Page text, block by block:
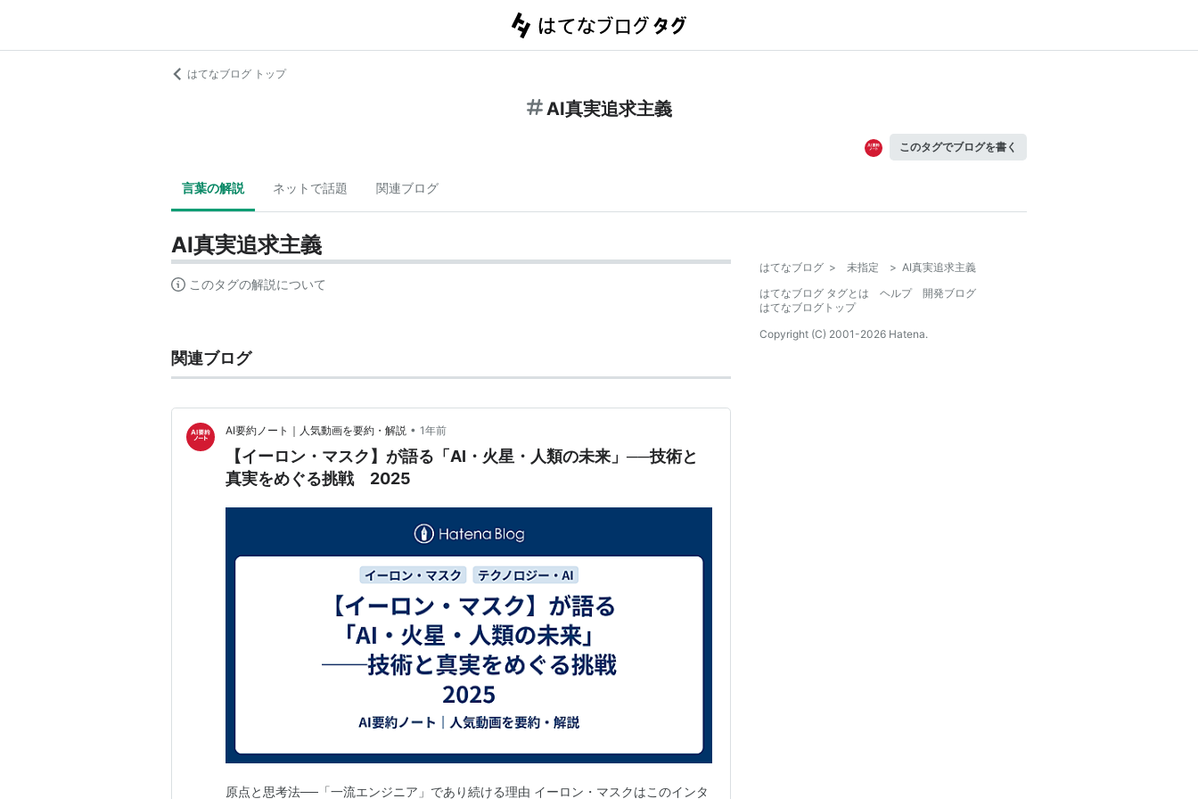
はてなブログ トップ
AI真実追求主義
このタグでブログを書く
言葉の解説 ネットで話題 関連ブログ
AI真実追求主義
このタグの解説について
関連ブログ
AI要約ノート｜人気動画を要約・解説 • 1年前
【イーロン・マスク】が語る「AI・火星・人類の未来」──技術と
真実をめぐる挑戦 2025
原点と思考法──「一流エンジニア」であり続ける理由 イーロン・マスクはこのインタ
はてなブログ > 未指定 > AI真実追求主義
はてなブログ タグとは
ヘルプ
開発ブログ
はてなブログトップ
Copyright (C) 2001-2026 Hatena.